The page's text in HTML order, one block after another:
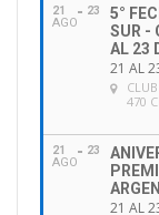
21
AGO
23
5°
SUR -
AL 23
21 AL
470
21
AGO
23
21 AL